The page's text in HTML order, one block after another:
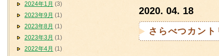
2024年1月 (3)
2023年9月 (1)
2023年8月 (1)
2023年3月 (1)
2022年4月 (1)
2020. 04. 18
さらべつカン